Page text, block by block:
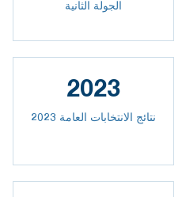
الجولة الثانية
2023
2023 نتائج الانتخابات العامة